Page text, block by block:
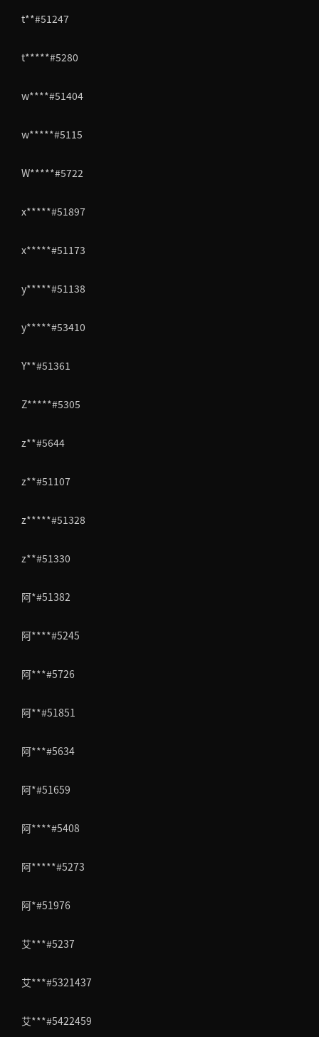
t**#51247
t*****#5280
w****#51404
w*****#5115
W*****#5722
x*****#51897
x*****#51173
y*****#51138
y*****#53410
Y**#51361
Z*****#5305
z**#5644
z**#51107
z*****#51328
z**#51330
阿*#51382
阿****#5245
阿***#5726
阿**#51851
阿***#5634
阿*#51659
阿****#5408
阿*****#5273
阿*#51976
艾***#5237
艾***#5321437
艾***#5422459